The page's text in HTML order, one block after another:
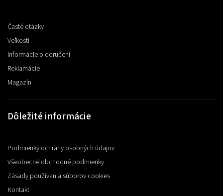
Časté otázky
Veľkosti
Informácie o doručení
Reklamácie
Magazín
Dôležité informácie
Podmienky ochrany osobných údajov
Všeobecné obchodné podmienky
Zásady používania súborov cookies
Kontakt